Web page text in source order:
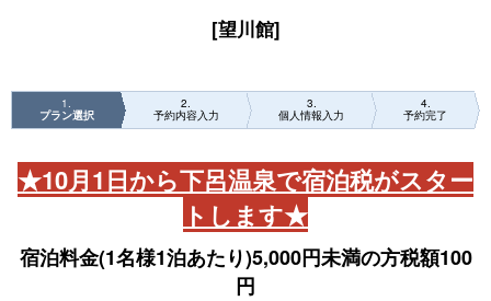
[望川館]
1
プラン選択
2
予約内容入力
3
個人情報入力
4
予約完了
★10月1日から下呂温泉で宿泊税がスター
トします★
宿泊料金(1名様1泊あたり)5,000円未満の方税額100
円